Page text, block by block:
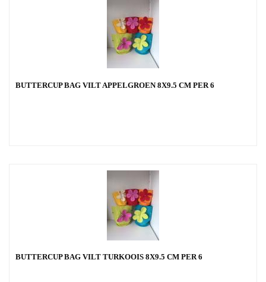
BUTTERCUP BAG VILT APPELGROEN 8X9.5 CM PER 6
BUTTERCUP BAG VILT TURKOOIS 8X9.5 CM PER 6